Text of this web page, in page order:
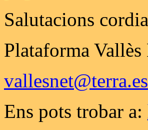
Salutacions
Plataforma
vallesnet@terra.es
Ens pots trobar a: